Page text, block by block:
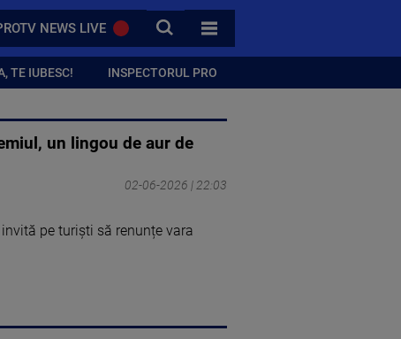
NEWS LIVE CAUTA
TOATE CATEGORIILE
TE IUBESC! INSPECTORUL PRO
un lingou de aur de
02-06-2026 | 22:03
pe turiști să renunțe vara